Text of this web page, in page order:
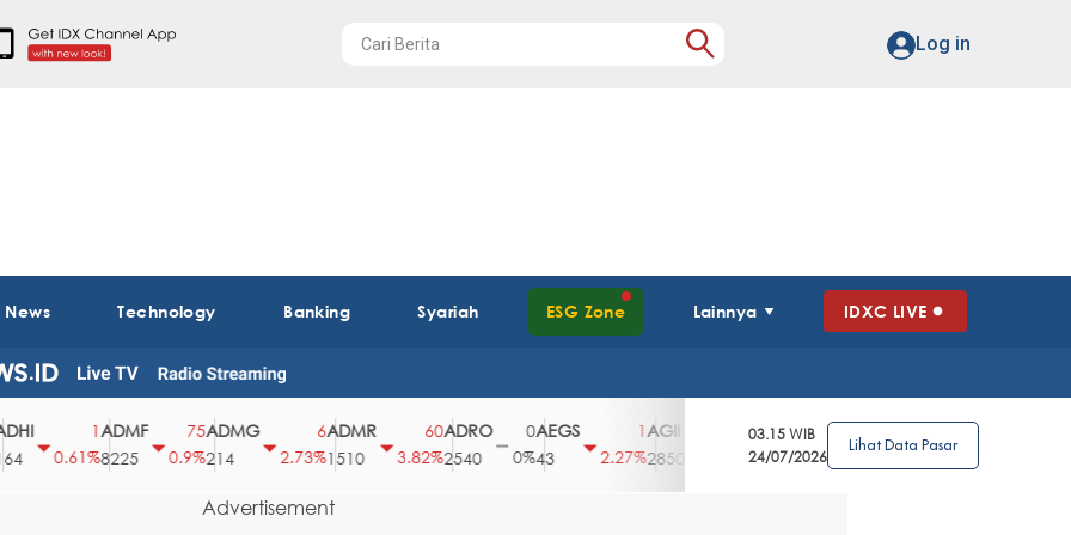
Log in
Technology Banking Syariah ESG Zone Lainnya IDXC LIVE
0.61%
ADMF
8225
75
0.9%
ADMG
214
2.73%
ADMR
1510
3.82%
ADRO
2540
0
0%
AEGS
2.27%2850
3.39%
AGRO
2.63%
AGRS
62
0%
03.15 WIB
24/07/2026
Lihat Data Pasar
Advertisement